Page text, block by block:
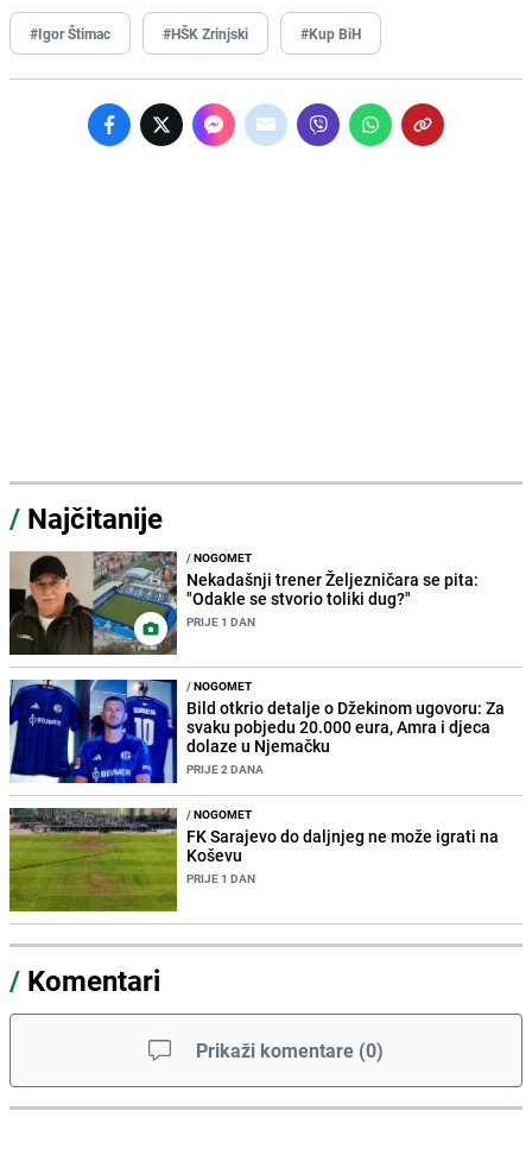
#Igor Štimac #HŠK Zrinjski #Kup BiH
/ Najčitanije
/NOGOMET
Nekadašnji trener Željezničara se pita:
"Odakle se stvorio toliki dug?"
PRIJE 1 DAN
/NOGOMET
Bild otkrio detalje o Džekinom ugovoru: Za
svaku pobjedu 20.000 eura, Amra i djeca
dolaze u Njemačku
PRIJE 2 DANA
/NOGOMET
FK Sarajevo do daljnjeg ne može igrati na
Koševu
PRIJE 1 DAN
/ Komentari
Prikaži komentare (0)